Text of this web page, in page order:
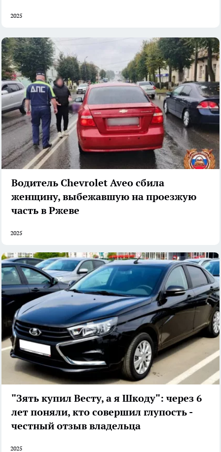
2025
Водитель Chevrolet Aveo сбила
женщину, выбежавшую на проезжую
часть в Ржеве
2025
"Зять купил Весту, а я Шкоду": через 6
лет поняли, кто совершил глупость -
честный отзыв владельца
2025